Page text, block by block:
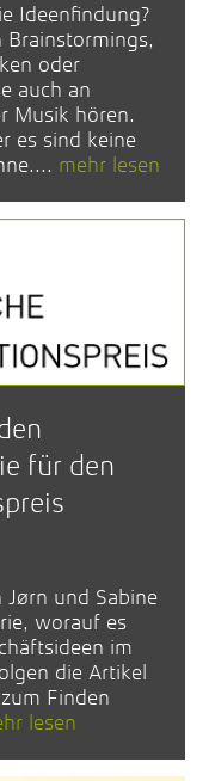
Ideenfindung?
Brainstormings,
oder
auch an
Musik hören.
es sind keine
mehr lesen
für den
Jørn und Sabine
worauf es
im
die Artikel
Finden
lesen